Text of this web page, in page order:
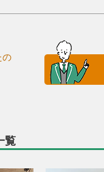
の
覧